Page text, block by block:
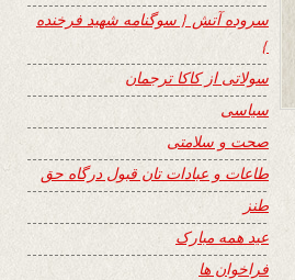
سروده آتش { سوگنامه شهید فرخنده
}
سولاتی از کاکا ترجمان
سیاسی
صحت و سلامتی
طاعات و عبادات تان قبول درگاه حق
طنز
عید همه مبارک
فراخوان ها